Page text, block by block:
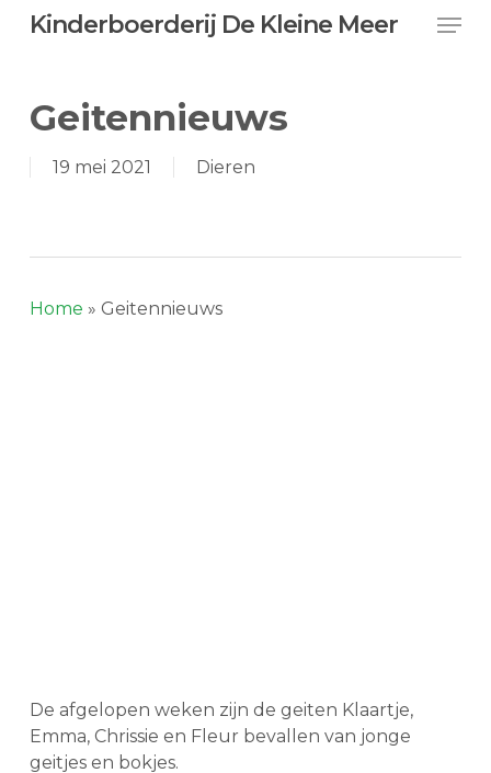
SkipKinderboerderij De Kleine Meer
Geitennieuws
19 mei 2021 Dieren
Home » Geitennieuws
De afgelopen weken zijn de geiten Klaartje,
Emma, Chrissie en Fleur bevallen van jonge
geitjes en bokjes.